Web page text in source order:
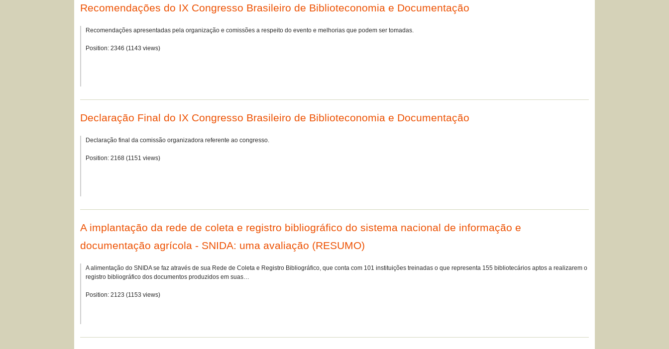
Recomendações do IX Congresso Brasileiro de Biblioteconomia e Documentação
Recomendações apresentadas pela organização e comissões a respeito do evento e melhorias que podem ser tomadas.
Position:2346 (1143 views)
Declaração Final do IX Congresso Brasileiro de Biblioteconomia e Documentação
Declaração final da comissão organizadora referente ao congresso.
Position:2168 (1151 views)
A implantação da rede de coleta e registro bibliográfico do sistema nacional de informação e
documentação agrícola - SNIDA: uma avaliação (RESUMO)
A alimentação do SNIDA se faz através de sua Rede de Coleta e Registro Bibliográfico, que conta com 101 instituições treinadas o que representa 155 bibliotecários aptos a realizarem o
registro bibliográfico dos documentos produzidos em suas…
Position:2123 (1153 views)